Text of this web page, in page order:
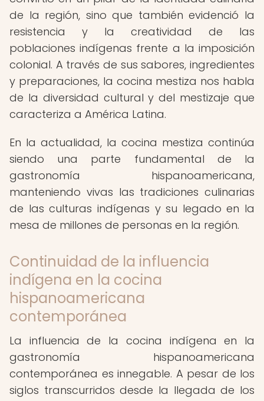
de la región, sino que también evidenció la
resistencia y la creatividad de las
poblaciones indígenas frente a la imposición
colonial. A través de sus sabores, ingredientes
y preparaciones, la cocina mestiza nos habla
de la diversidad cultural y del mestizaje que
caracteriza a América Latina.
En la actualidad, la cocina mestiza continúa
siendo una parte fundamental de la
gastronomía hispanoamericana,
manteniendo vivas las tradiciones culinarias
de las culturas indígenas y su legado en la
mesa de millones de personas en la región.
Continuidad de la influencia
indígena en la cocina
hispanoamericana
contemporánea
La influencia de la cocina indígena en la
gastronomía hispanoamericana
contemporánea es innegable. A pesar de los
siglos transcurridos desde la llegada de los